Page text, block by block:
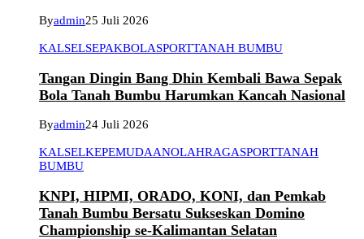
Byadmin25 Juli 2026
KALSELSEPAKBOLASPORTTANAH BUMBU
Tangan Dingin Bang Dhin Kembali Bawa Sepak
Bola Tanah Bumbu Harumkan Kancah Nasional
Byadmin24 Juli 2026
KALSELKEPEMUDAANOLAHRAGASPORTTANAH
BUMBU
KNPI, HIPMI, ORADO, KONI, dan Pemkab
Tanah Bumbu Bersatu Sukseskan Domino
Championship se-Kalimantan Selatan